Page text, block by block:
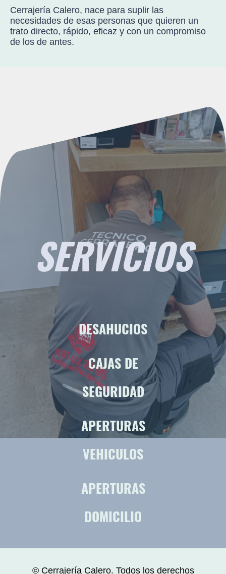
Cerrajería Calero, nace para suplir las
necesidades de esas personas que quieren un
trato directo, rápido, eficaz y con un compromiso
de los de antes.
SERVICIOS
DESAHUCIOS
CAJAS DE
SEGURIDAD
APERTURAS
VEHICULOS
APERTURAS
DOMICILIO
© Cerrajería Calero. Todos los derechos